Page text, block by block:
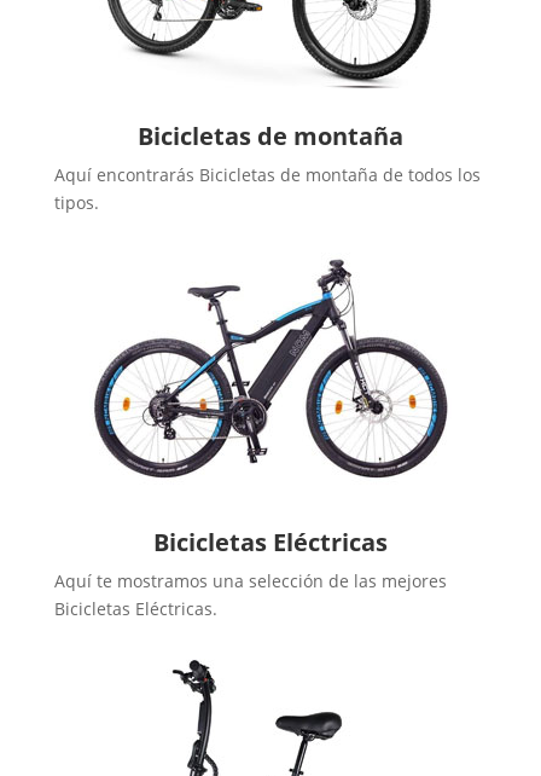
Bicicletas de montaña
Aquí encontrarás Bicicletas de montaña de todos los
tipos.
Bicicletas Eléctricas
Aquí te mostramos una selección de las mejores
Bicicletas Eléctricas.